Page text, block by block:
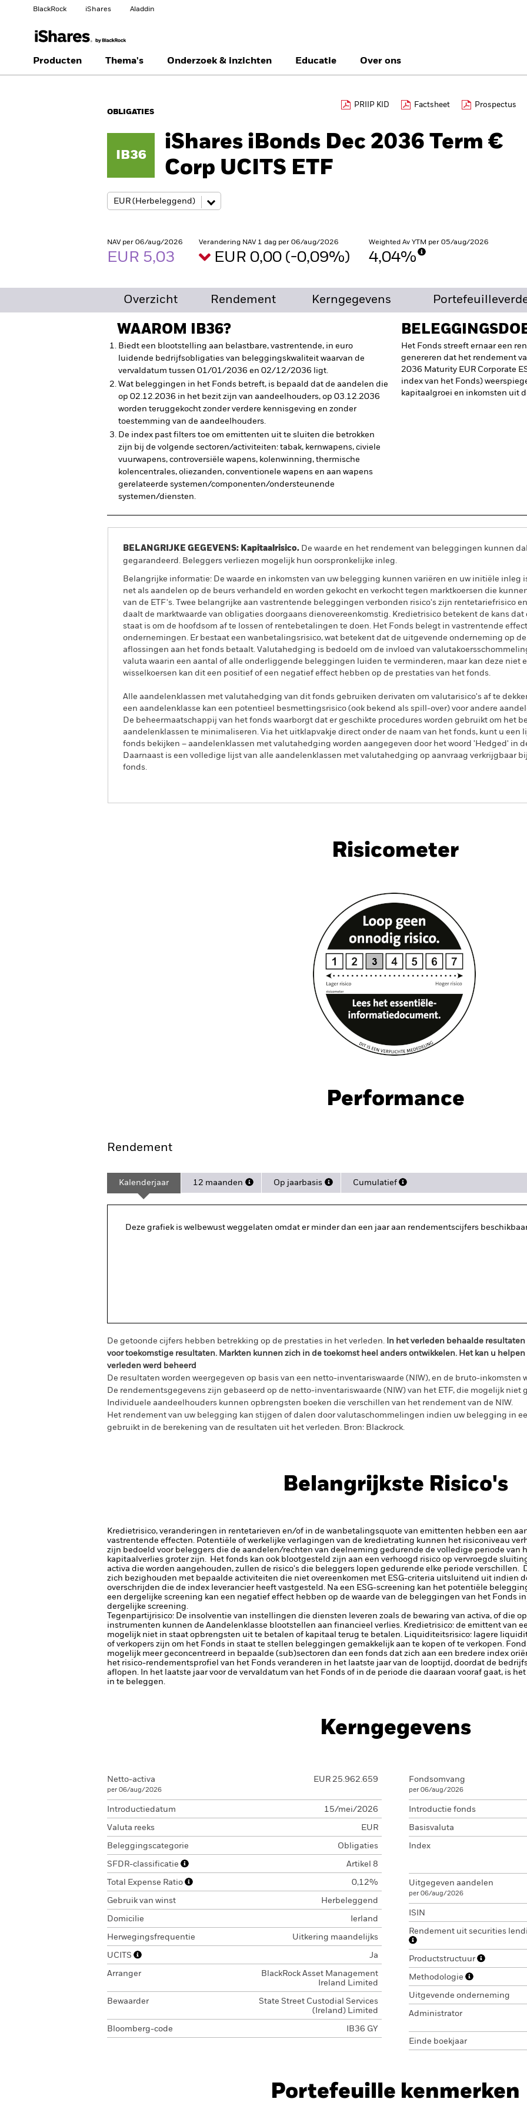
BlackRock iShares Aladdin
Ander beleggerstype
Professionele belegger
Verander uw locatie
Brazil
France Hong Kong - 香港
Magyarország
Schweiz
Producten Thema's Onderzoek & inzichten Educatie Over ons
OBLIGATIES
PRIIP KID Factsheet Prospectus
IB36
iShares iBonds Dec 2036 Term €
Corp UCITS ETF
NAV per 06/aug/2026
EUR 5,03
Verandering NAV 1 dag per 06/aug/2026
EUR 0,00 (-0,09%)
Weighted Av YTM per 05/aug/2026
4,04%
Overzicht Rendement Kerngegevens
WAAROM IB36?
Biedt een blootstelling aan belastbare, vastrentende, in euro
luidende bedrijfsobligaties van beleggingskwaliteit waarvan de
vervaldatum tussen 01/01/2036 en 02/12/2036 ligt.
Wat beleggingen in het Fonds betreft, is bepaald dat de aandelen die
op 02.12.2036 in het bezit zijn van aandeelhouders, op 03.12.2036
worden teruggekocht zonder verdere kennisgeving en zonder
toestemming van de aandeelhouders.
De index past filters toe om emittenten uit te sluiten die betrokken
zijn bij de volgende sectoren/activiteiten: tabak, kernwapens, civiele
vuurwapens, controversiële wapens, kolenwinning, thermische
kolencentrales, oliezanden, conventionele wapens en aan wapens
gerelateerde systemen/componenten/ondersteunende
systemen/diensten.
Het Fonds streeft ernaar een
genereren dat het rendement
2036 Maturity EUR Corporate
index van het Fonds)
kapitaalgroei en inkomsten uit
BELANGRIJKE GEGEVENS: Kapitaalrisico. De waarde en het rendement van beleggingen kunnen
gegarandeerd. Beleggers verliezen mogelijk hun oorspronkelijke inleg.
Belangrijke informatie: De waarde en inkomsten van uw belegging kunnen variëren en uw initiële inleg
net als aandelen op de beurs verhandeld en worden gekocht en verkocht tegen marktkoersen die
van de ETF's. Twee belangrijke aan vastrentende beleggingen verbonden risico's zijn rentetariefrisico
daalt de marktwaarde van obligaties doorgaans dienovereenkomstig. Kredietrisico betekent de kans
staat is om de hoofdsom af te lossen of rentebetalingen te doen. Het Fonds belegt in vastrentende
ondernemingen. Er bestaat een wanbetalingsrisico, wat betekent dat de uitgevende onderneming op
aflossingen aan het fonds betaalt. Valutahedging is bedoeld om de invloed van
valuta waarin een aantal of alle onderliggende beleggingen luiden te verminderen, maar kan deze niet
wisselkoersen kan dit een positief of een negatief effect hebben op de prestaties van het fonds.
Alle aandelenklassen met valutahedging van dit fonds gebruiken derivaten om valutarisico's af te
een aandelenklasse kan een potentieel besmettingsrisico (ook bekend als spill-over) voor andere
De beheermaatschappij van het fonds waarborgt dat er geschikte procedures worden gebruikt om het
aandelenklassen te minimaliseren. Via het uitklapvakje direct onder de naam van het fonds, kunt u een
fonds bekijken – aandelenklassen met valutahedging worden aangegeven door het woord 'Hedged' in
Daarnaast is een volledige lijst van alle aandelenklassen met valutahedging op aanvraag verkrijgbaar
fonds.
Risicometer
Performance
Rendement
Kalenderjaar 12 maanden Op jaarbasis Cumulatief
Deze grafiek is welbewust weggelaten omdat er minder dan een jaar aan rendementscijfers
De getoonde cijfers hebben betrekking op de prestaties in het verleden. In het verleden behaalde
voor toekomstige resultaten. Markten kunnen zich in de toekomst heel anders ontwikkelen. Het kan u
verleden werd beheerd
De resultaten worden weergegeven op basis van een netto-inventariswaarde (NIW), en de bruto-inkomsten
De rendementsgegevens zijn gebaseerd op de netto-inventariswaarde (NIW) van het ETF, die mogelijk niet
Individuele aandeelhouders kunnen opbrengsten boeken die verschillen van het rendement van de NIW.
Het rendement van uw belegging kan stijgen of dalen door valutaschommelingen indien uw belegging in
gebruikt in de berekening van de resultaten uit het verleden. Bron: Blackrock.
Belangrijkste Risico's
Kredietrisico, veranderingen in rentetarieven en/of in de wanbetalingsquote van emittenten hebben een
vastrentende effecten. Potentiële of werkelijke verlagingen van de kredietrating kunnen het risiconiveau
zijn bedoeld voor beleggers die de aandelen/rechten van deelneming gedurende de volledige periode van
kapitaalverlies groter zijn. Het fonds kan ook blootgesteld zijn aan een verhoogd risico op vervroegde
activa die worden aangehouden, zullen de risico's die beleggers lopen gedurende elke periode verschillen.
zich bezighouden met bepaalde activiteiten die niet overeenkomen met ESG-criteria uitsluitend uit indien
overschrijden die de index leverancier heeft vastgesteld. Na een ESG-screening kan het potentiële
een dergelijke screening kan een negatief effect hebben op de waarde van de beleggingen van het Fonds
dergelijke screening.
Tegenpartijrisico: De insolventie van instellingen die diensten leveren zoals de bewaring van activa, of die
instrumenten kunnen de Aandelenklasse blootstellen aan financieel verlies. Kredietrisico: de emittent van
mogelijk niet in staat opbrengsten uit te betalen of kapitaal terug te betalen. Liquiditeitsrisico: lagere
of verkopers zijn om het Fonds in staat te stellen beleggingen gemakkelijk aan te kopen of te verkopen.
mogelijk meer geconcentreerd in bepaalde (sub)sectoren dan een fonds dat zich aan een bredere index
het risico-rendementsprofiel van het Fonds veranderen in het laatste jaar van de looptijd, doordat de
aflopen. In het laatste jaar voor de vervaldatum van het Fonds of in de periode die daaraan vooraf gaat, is
in te beleggen.
Kerngegevens
Netto-activa
per 06/aug/2026
EUR 25.962.659
Introductiedatum 15/mei/2026
Valuta reeks EUR
Beleggingscategorie Obligaties
SFDR-classificatie Artikel 8
Total Expense Ratio 0,12%
Gebruik van winst Herbeleggend
Domicilie Ierland
Herwegingsfrequentie Uitkering maandelijks
UCITS Ja
Arranger
BlackRock Asset Management
Ireland Limited
Bewaarder
State Street Custodial Services
(Ireland) Limited
Bloomberg-code IB36 GY
Fondsomvang
per 06/aug/2026
Introductie fonds
Basisvaluta
Index
Uitgegeven aandelen
per 06/aug/2026
ISIN
Rendement uit securities
Productstructuur
Methodologie
Uitgevende onderneming
Administrator
Einde boekjaar
Portefeuille kenmerken